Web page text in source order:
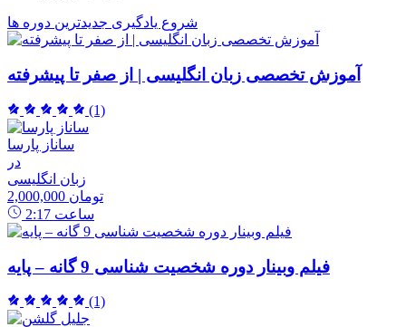
شروع یادگیری جدیدترین دوره ها
آموزش تخصصی زبان انگلیسی | از صفر تا پیشرفته
(1)
ساناز پارسا
در
زبان انگلیسی
2,000,000 تومان
2:17 ساعت
فیلم وبینار دوره شخصیت شناسی 9 گانه – پایه
(1)